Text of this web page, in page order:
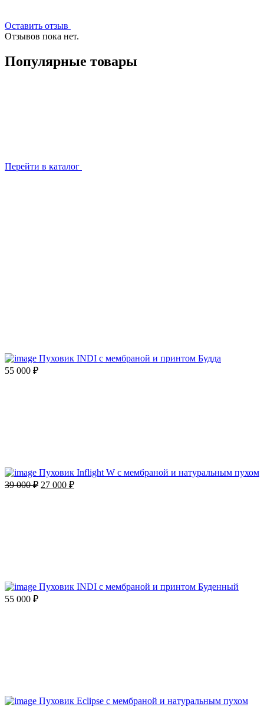
Оставить отзыв
Отзывов пока нет.
Популярные товары
Перейти в каталог
Пуховик INDI c мембраной и принтом Будда
55 000 ₽
Пуховик Inflight W с мембраной и натуральным пухом
39 000₽ Первоначальная
27 000 ₽Текущая
Пуховик INDI с мембраной и принтом Буденный
55 000 ₽
Пуховик Eclipse с мембраной и натуральным пухом